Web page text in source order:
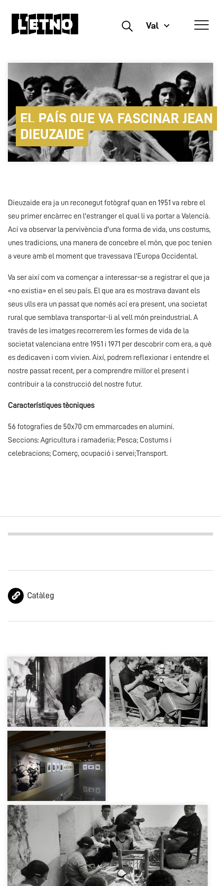
Buscar Val
EL PAÍS QUE VA FASCINAR JEAN
DIEUZAIDE
Dieuzaide era ja un reconegut fotògraf quan en 1951 va rebre el
seu primer encàrrec en l'estranger el qual li va portar a Valencià.
Ací va observar la pervivència d'una forma de vida, uns costums,
unes tradicions, una manera de concebre el món, que poc tenien
a veure amb el moment que travessava l'Europa Occidental.
Va ser així com va començar a interessar-se a registrar el que ja
«no existia» en el seu país. El que ara es mostrava davant els
seus ulls era un passat que només ací era present, una societat
rural que semblava transportar-li al vell món preindustrial. A
través de les imatges recorrerem les formes de vida de la
societat valenciana entre 1951 i 1971 per descobrir com era, a què
es dedicaven i com vivien. Així, podrem reflexionar i entendre el
nostre passat recent, per a comprendre millor el present i
contribuir a la construcció del nostre futur.
Característiques tècniques
56 fotografies de 50x70 cm emmarcades en alumini.
Seccions: Agricultura i ramaderia; Pesca; Costums i
celebracions; Comerç, ocupació i servei;Transport.
Catàleg